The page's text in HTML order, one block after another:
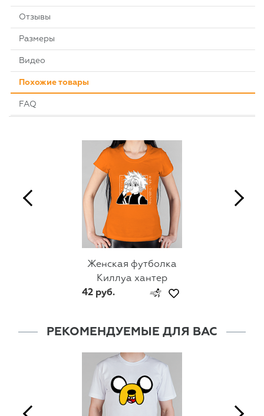
Отзывы
Размеры
Видео
Похожие товары
FAQ
Женская футболка
Киллуа хантер
42 руб.
РЕКОМЕНДУЕМЫЕ ДЛЯ ВАС